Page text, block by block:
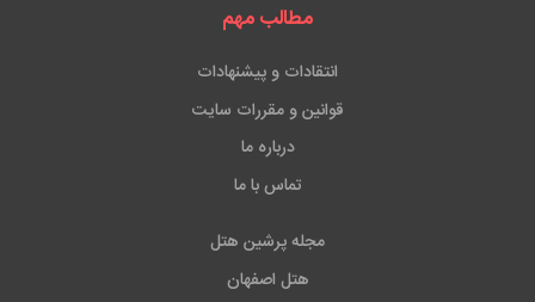
مطالب مهم
انتقادات و پیشنهادات
قوانین و مقررات سایت
درباره ما
تماس با ما
مجله پرشین هتل
هتل اصفهان